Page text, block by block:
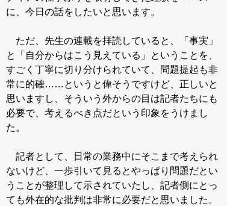
に、今日の話をしたいと思います。
ただ、先生の連載を拝読していると、「事実」
と「自分からはこう見えている」ということを、
すごく丁寧に切り分けられていて、問題提起も非
常に的確……というと偉そうですけど、正しいと
思いますし、そういう外からの目は記者たちにも
必要で、考えるべき点だという印象をうけまし
た。
記者として、日常の業務中にそこまで考えられ
ないけど、一歩引いて見るとやっぱり問題だとい
うことが整理して示されていたし、記者側にとっ
ても外在的な批判は非常に必要だと思いました。